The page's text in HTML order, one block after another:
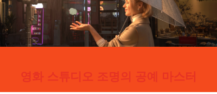
영화 스튜디오 조명의 공예 마스터